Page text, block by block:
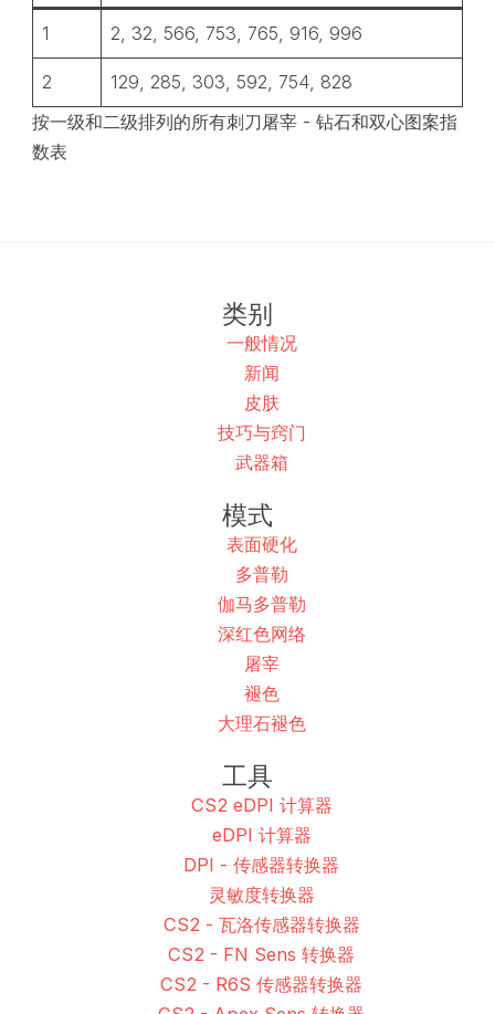
1 2, 32, 566, 753, 765, 916, 996
2
129, 285, 303, 592, 754, 828
按一级和二级排列的所有刺刀屠宰 - 钻石和双心图案指
数表
类别
一般情况
新闻
皮肤
技巧与窍门
武器箱
模式
表面硬化
多普勒
伽马多普勒
深红色网络
屠宰
褪色
大理石褪色
工具
CS2 eDPI 计算器
eDPI 计算器
DPI - 传感器转换器
灵敏度转换器
CS2 - 瓦洛传感器转换器
CS2 - FN Sens 转换器
CS2 - R6S 传感器转换器